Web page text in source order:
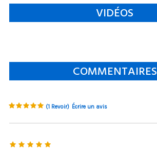
VIDÉOS
COMMENTAIRES
(1 Revoir) Écrire un avis